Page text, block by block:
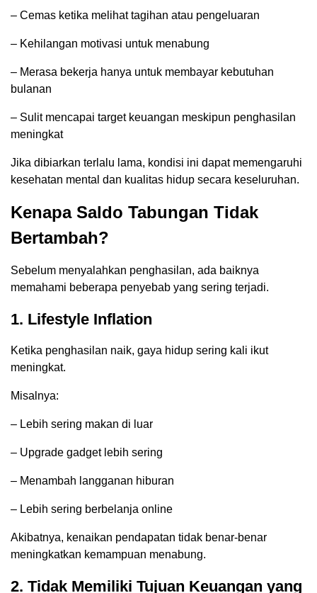
– Cemas ketika melihat tagihan atau pengeluaran
– Kehilangan motivasi untuk menabung
– Merasa bekerja hanya untuk membayar kebutuhan
bulanan
– Sulit mencapai target keuangan meskipun penghasilan
meningkat
Jika dibiarkan terlalu lama, kondisi ini dapat memengaruhi
kesehatan mental dan kualitas hidup secara keseluruhan.
Kenapa Saldo Tabungan Tidak
Bertambah?
Sebelum menyalahkan penghasilan, ada baiknya
memahami beberapa penyebab yang sering terjadi.
1. Lifestyle Inflation
Ketika penghasilan naik, gaya hidup sering kali ikut
meningkat.
Misalnya:
– Lebih sering makan di luar
– Upgrade gadget lebih sering
– Menambah langganan hiburan
– Lebih sering berbelanja online
Akibatnya, kenaikan pendapatan tidak benar-benar
meningkatkan kemampuan menabung.
2. Tidak Memiliki Tujuan Keuangan yang